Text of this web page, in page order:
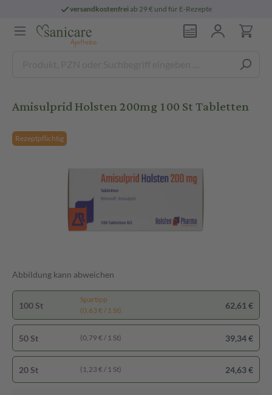
versandkostenfreiab 29 € und für E-Rezepte
Amisulprid Holsten 200mg 100 St Tabletten
Rezeptpflichtig
Abbildung kann abweichen
100 St
Spartipp
(0,63 € / 1 St)
62,61 €
50 St (0,79 € / 1 St) 39,34 €
20 St (1,23 € / 1 St) 24,63 €